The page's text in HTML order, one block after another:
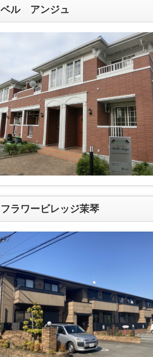
ベル アンジュ
フラワービレッジ茉琴